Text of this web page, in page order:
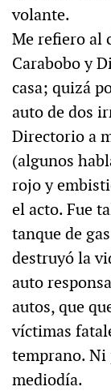
volante.
Me refiero al
Carabobo y
casa; quizá
auto de dos
Directorio a
(algunos
rojo y
el acto. Fue
tanque de
destruyó la
auto
autos, que
víctimas
temprano. Ni
mediodía.